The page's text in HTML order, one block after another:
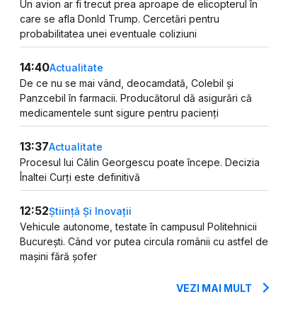
Un avion ar fi trecut prea aproape de elicopterul în
care se afla Donld Trump. Cercetări pentru
probabilitatea unei eventuale coliziuni
14:40Actualitate
De ce nu se mai vând, deocamdată, Colebil și
Panzcebil în farmacii. Producătorul dă asigurări că
medicamentele sunt sigure pentru pacienți
13:37Actualitate
Procesul lui Călin Georgescu poate începe. Decizia
Înaltei Curți este definitivă
12:52Știință Și Inovații
Vehicule autonome, testate în campusul Politehnicii
București. Când vor putea circula românii cu astfel de
mașini fără șofer
VEZI MAI MULT